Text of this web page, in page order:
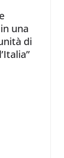
una
di